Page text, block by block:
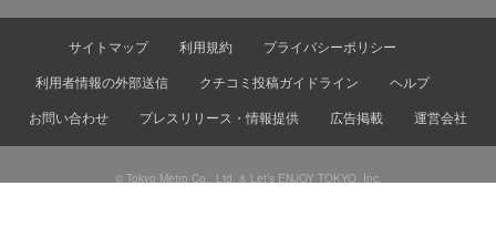
サイトマップ 利用規約
プライバシーポリシー
利用者情報の外部送信
クチコミ投稿ガイドライン
ヘルプ
お問い合わせ
プレスリリース・情報提供 広告掲載 運営会社
© Tokyo Metro Co., Ltd. & Let’s ENJOY TOKYO, Inc.